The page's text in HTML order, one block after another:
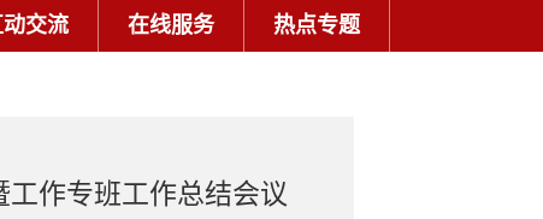
动交流 在线服务 热点专题
作专班工作总结会议